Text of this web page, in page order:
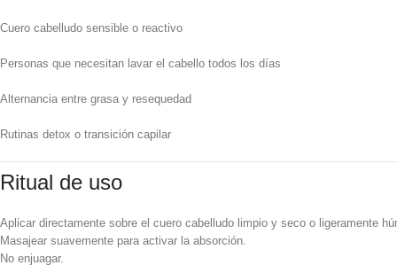
Cuero cabelludo sensible o reactivo
Personas que necesitan lavar el cabello todos los días
Alternancia entre grasa y resequedad
Rutinas detox o transición capilar
Ritual de uso
Aplicar directamente sobre el cuero cabelludo limpio y seco o ligeramente
Masajear suavemente para activar la absorción.
No enjuagar.